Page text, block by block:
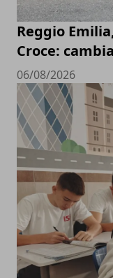
Reggio
Croce:
06/08/2026